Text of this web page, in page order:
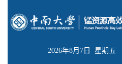
2026年8月7日 星期五